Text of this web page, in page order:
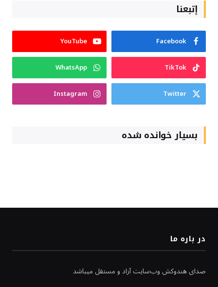
إتبعنا
Facebook
YouTube
TikTok
WhatsApp
Twitter
Instagram
بسیار خوانده شده
در باره ما
صدای هندوکش وب‌سایت آزاد و مستقل میباشد